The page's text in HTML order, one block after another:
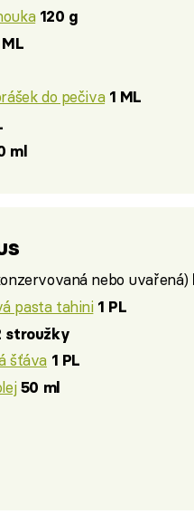
120 g
do pečiva 1 ML
ml
nebo uvařená)
pasta tahini 1 PL
stroužky
šťáva 1 PL
50 ml